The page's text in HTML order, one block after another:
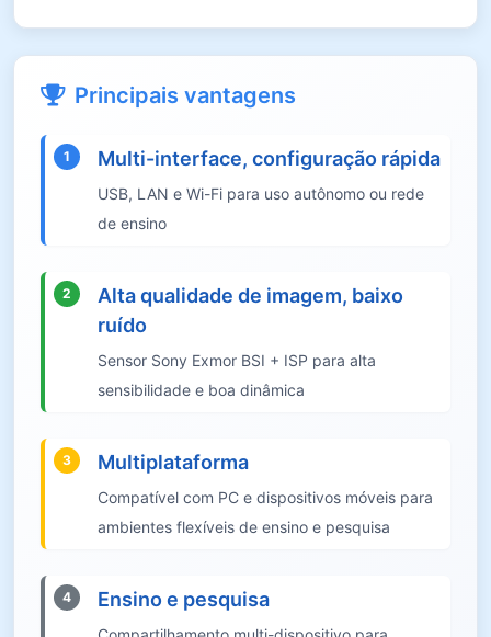
Principais vantagens
1 Multi-interface, configuração rápida
USB, LAN e Wi-Fi para uso autônomo ou rede
de ensino
2
Alta qualidade de imagem, baixo
ruído
Sensor Sony Exmor BSI + ISP para alta
sensibilidade e boa dinâmica
3 Multiplataforma
Compatível com PC e dispositivos móveis para
ambientes flexíveis de ensino e pesquisa
4 Ensino e pesquisa